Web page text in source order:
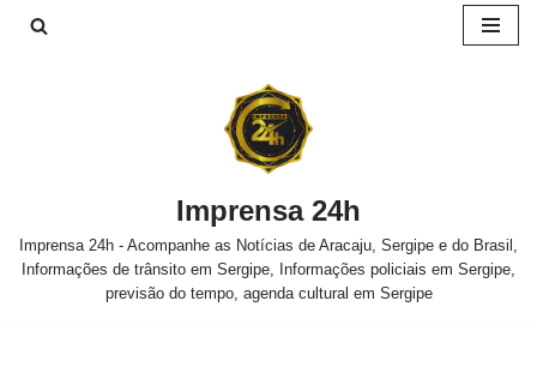
Imprensa 24h
Imprensa 24h - Acompanhe as Notícias de Aracaju, Sergipe e do Brasil,
Informações de trânsito em Sergipe, Informações policiais em Sergipe,
previsão do tempo, agenda cultural em Sergipe